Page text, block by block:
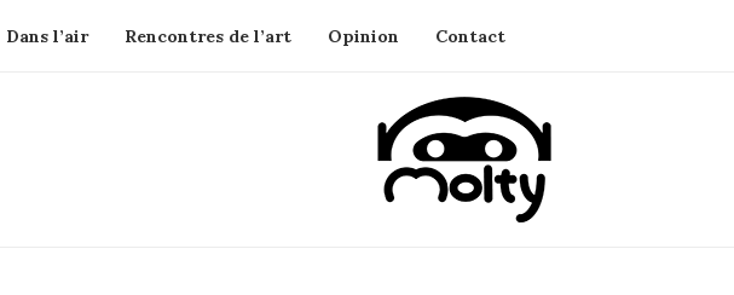
Dans l’air Rencontres de l’art Opinion Contact